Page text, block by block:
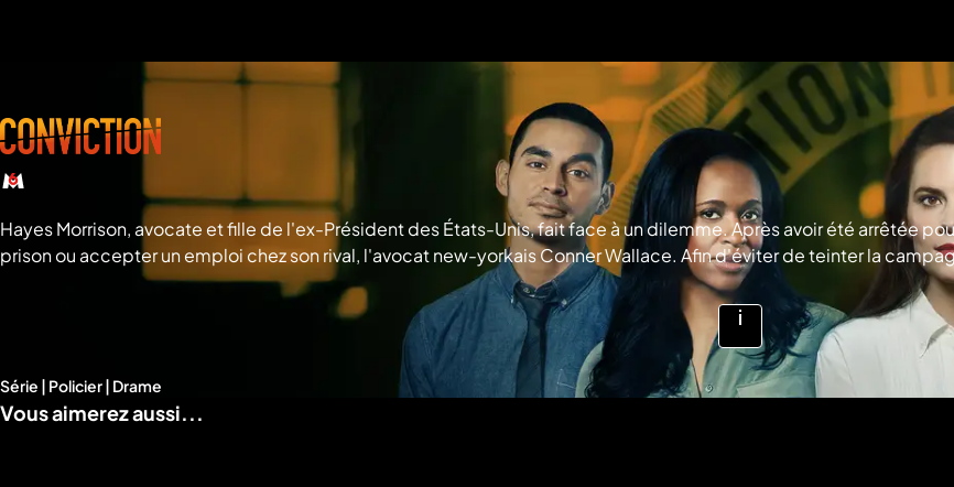
Hayes Morrison, avocate et fille de l'ex-Président des États-Unis, fait face à un dilemme. Après avoir été arrêtée
prison ou accepter un emploi chez son rival, l'avocat new-yorkais Conner Wallace. Afin d'éviter de teinter la
doit réexaminer des dossiers problématiques et prouver l'innocence des accusés... © 2016 Warm Cases
Voir
plus
d'infos
Série | Policier | Drame
Vous aimerez aussi...